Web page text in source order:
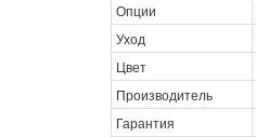
Опции
Уход
Цвет
Производитель
Гарантия